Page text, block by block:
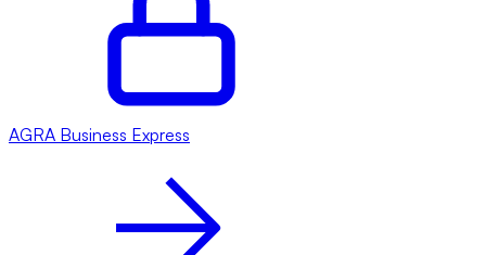
AGRA Business Express